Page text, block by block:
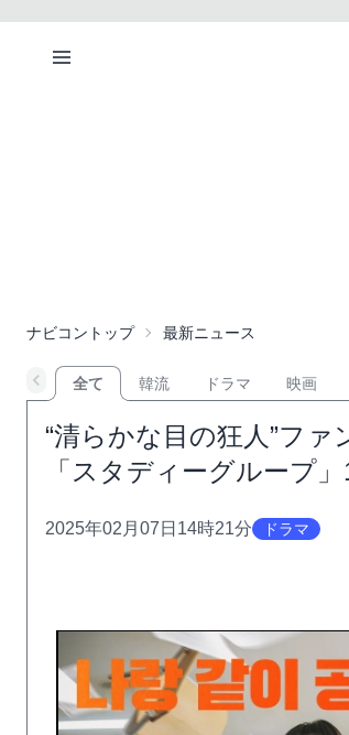
ナビコントップ 最新ニュース
全て 韓流 ドラマ 映画
“清らかな目の狂人”フ
「スタディーグループ
2025年02月07日14時21分 ドラマ